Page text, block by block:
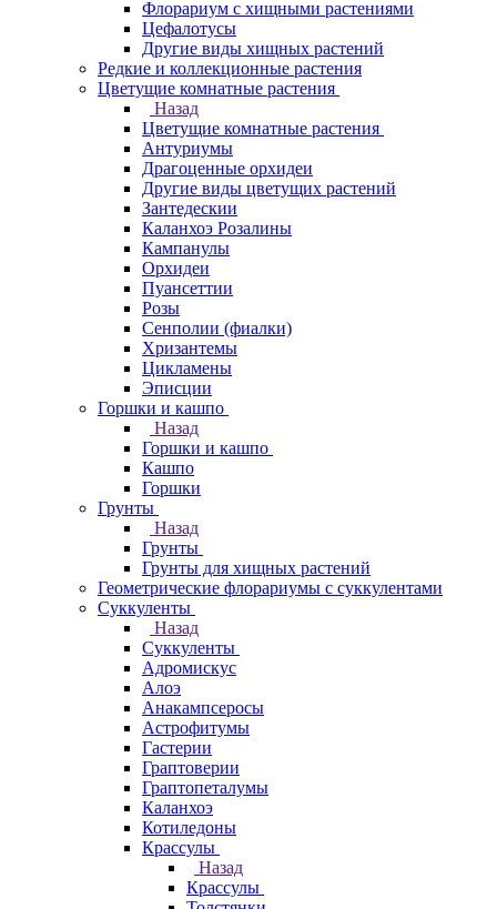
Флорариум с хищными растениями
Цефалотусы
Другие виды хищных растений
Редкие и коллекционные растения
Цветущие комнатные растения
Назад
Цветущие комнатные растения
Антуриумы
Драгоценные орхидеи
Другие виды цветущих растений
Зантедескии
Каланхоэ Розалины
Кампанулы
Орхидеи
Пуансеттии
Розы
Сенполии (фиалки)
Хризантемы
Цикламены
Эписции
Горшки и кашпо
Назад
Горшки и кашпо
Кашпо
Горшки
Грунты
Назад
Грунты
Грунты для хищных растений
Геометрические флорариумы с суккулентами
Суккуленты
Назад
Суккуленты
Адромискус
Алоэ
Анакампсеросы
Астрофитумы
Гастерии
Граптоверии
Граптопеталумы
Каланхоэ
Котиледоны
Крассулы
Назад
Крассулы